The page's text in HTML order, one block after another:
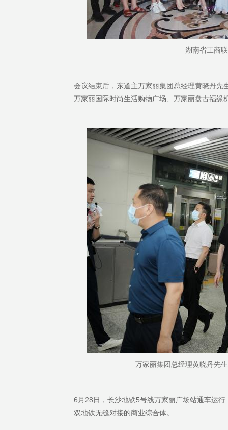
湖南省工商
会议结束后，东道主万家丽集团总经理黄晓丹
万家丽国际时尚生活购物广场、万家丽盘古福缘
万家丽集团总经理黄晓丹先
6月28日，长沙地铁5号线万家丽广场站通车运
双地铁无缝对接的商业综合体。